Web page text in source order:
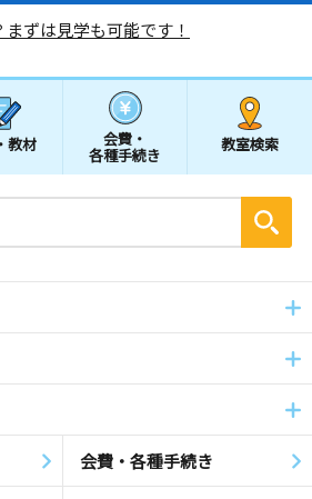
ずは見学も可能です！
教材 会費・
各種手続き
教室検索
会費・各種手続き